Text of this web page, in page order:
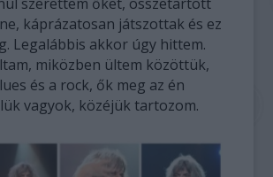
káprázatosan játszottak és ez
Legalábbis akkor úgy hittem.
miközben ültem közöttük,
és a rock, ők meg az én
vagyok, közéjük tartozom.